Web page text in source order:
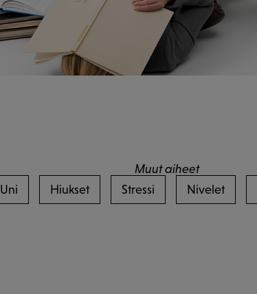
Muut aiheet
Uni Hiukset Stressi Nivelet